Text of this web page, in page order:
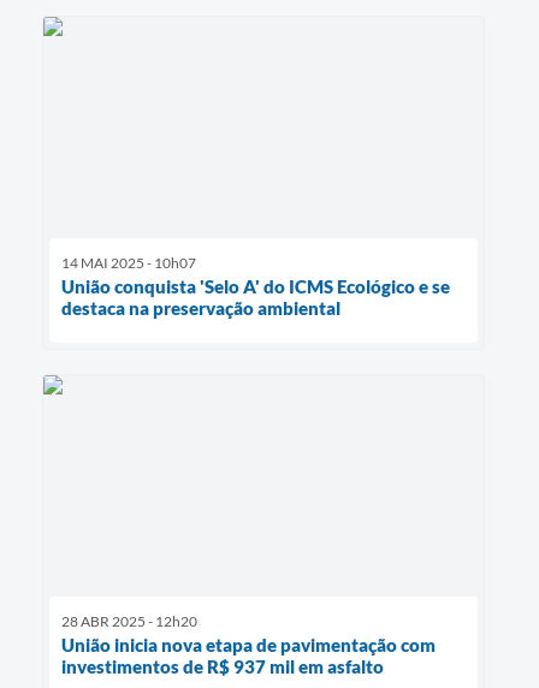
14 MAI 2025 - 10h07
União conquista 'Selo A' do ICMS Ecológico e se
destaca na preservação ambiental
28 ABR 2025 - 12h20
União inicia nova etapa de pavimentação com
investimentos de R$ 937 mil em asfalto